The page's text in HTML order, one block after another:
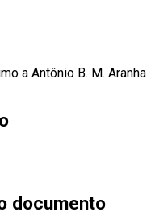
a Antônio B. M. Aranha
documento